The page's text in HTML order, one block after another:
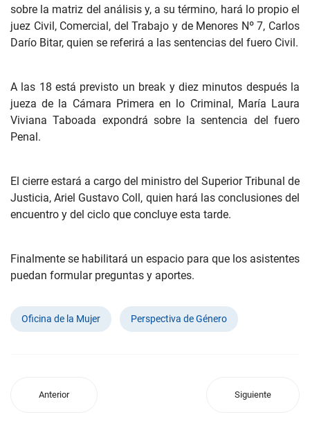
sobre la matriz del análisis y, a su término, hará lo propio el
juez Civil, Comercial, del Trabajo y de Menores Nº 7, Carlos
Darío Bitar, quien se referirá a las sentencias del fuero Civil.
A las 18 está previsto un break y diez minutos después la
jueza de la Cámara Primera en lo Criminal, María Laura
Viviana Taboada expondrá sobre la sentencia del fuero
Penal.
El cierre estará a cargo del ministro del Superior Tribunal de
Justicia, Ariel Gustavo Coll, quien hará las conclusiones del
encuentro y del ciclo que concluye esta tarde.
Finalmente se habilitará un espacio para que los asistentes
puedan formular preguntas y aportes.
Oficina de la Mujer Perspectiva de Género
Anterior Siguiente